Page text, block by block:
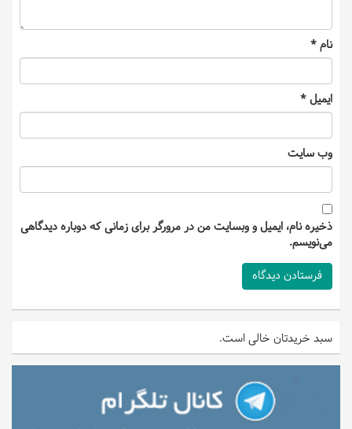
نام*
ایمیل*
وب‌ سایت
ذخیره نام، ایمیل و وبسایت من در مرورگر برای زمانی که دوباره دیدگاهی
می‌نویسم.
سبد خریدتان خالی است.